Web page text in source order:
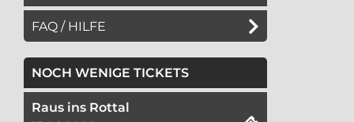
FAQ / HILFE
NOCH WENIGE TICKETS
Raus ins Rottal